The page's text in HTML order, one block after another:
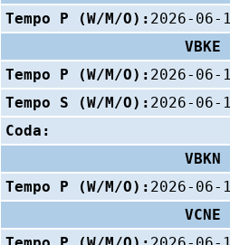
Tempo P (W/M/O): 2026-
VBKE
Tempo P (W/M/O): 2026-
Tempo S (W/M/O): 2026-
Coda:
VBKN
Tempo P (W/M/O): 2026-
VCNE